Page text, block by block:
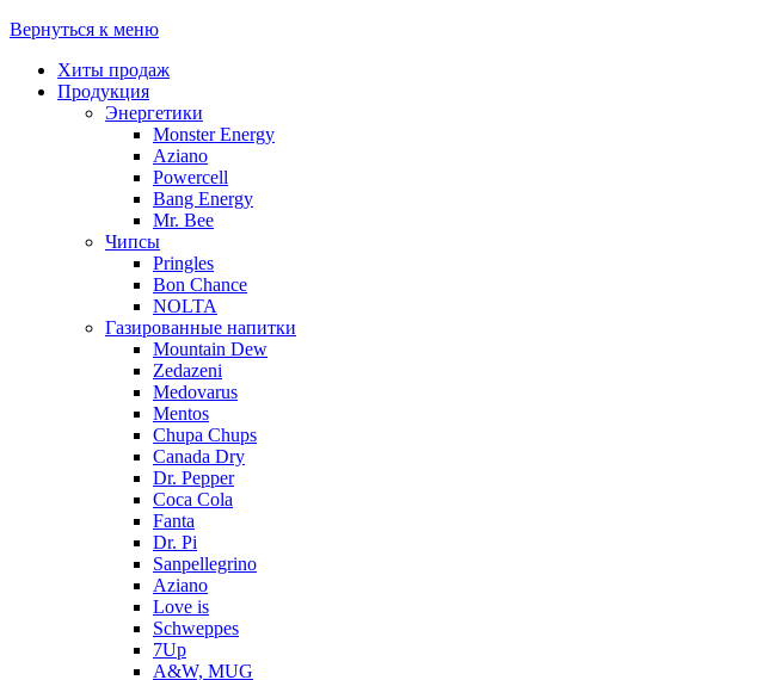
Вернуться к меню
Хиты продаж
Продукция
Энергетики
Monster Energy
Aziano
Powercell
Bang Energy
Mr. Bee
Чипсы
Pringles
Bon Chance
NOLTA
Газированные напитки
Mountain Dew
Zedazeni
Medovarus
Mentos
Chupa Chups
Canada Dry
Dr. Pepper
Coca Cola
Fanta
Dr. Pi
Sanpellegrino
Aziano
Love is
Schweppes
7Up
A&W, MUG